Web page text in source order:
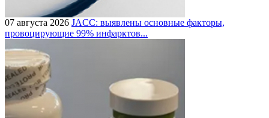
07 августа 2026 JACC: выявлены основные факторы,
провоцирующие 99% инфарктов...